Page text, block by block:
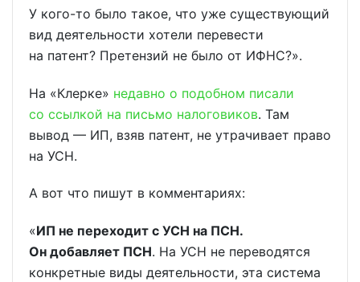
У кого-то было такое, что уже существующий
вид деятельности хотели перевести
на патент? Претензий не было от ИФНС?».
На «Клерке» недавно о подобном писали
со ссылкой на письмо налоговиков. Там
вывод — ИП, взяв патент, не утрачивает право
на УСН.
А вот что пишут в комментариях:
«ИП не переходит с УСН на ПСН.
Он добавляет ПСН. На УСН не переводятся
конкретные виды деятельности, эта система